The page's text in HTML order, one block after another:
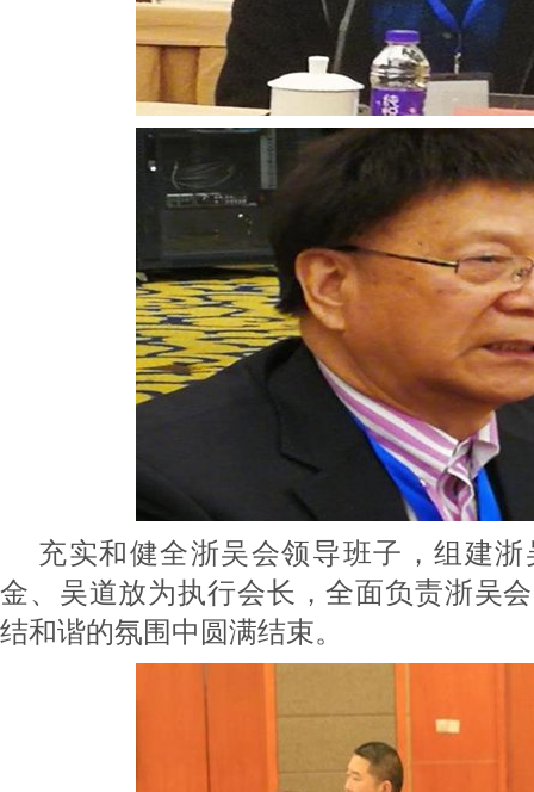
充实和健全浙吴会领导班子，组建
金、吴道放为执行会长，全面负责浙吴
结和谐的氛围中圆满结束。